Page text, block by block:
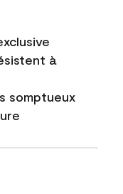
à
somptueux